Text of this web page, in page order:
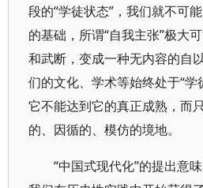
段的“学徒状态”，我们就不可
的基础，所谓“自我主张”极大
和武断，变成一种无内容的自
们的文化、学术等始终处于“学
它不能达到它的真正成熟，而
的、因循的、模仿的境地。
“中国式现代化”的提出意